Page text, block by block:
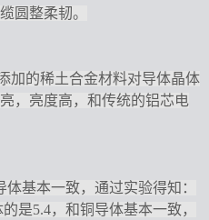
圆整柔韧。
加的稀土合金材料对导体晶体
，亮度高，和传统的铝芯电
基本一致，通过实验得知：
是5.4，和铜导体基本一致，